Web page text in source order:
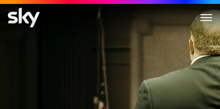
The Truth vs. Alex Jones -